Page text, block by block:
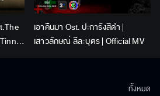
เอาคืนมา Ost. ปะการังสีดำ |
เสาวลักษณ์ ลีละบุตร | Official MV
ทั้งหมด